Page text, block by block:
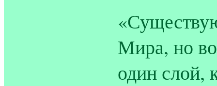
Мира, но во
один слой,